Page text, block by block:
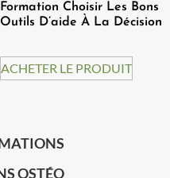
Formation Choisir Les Bons
Outils D’aide À La Décision
ACHETER LE PRODUIT
OSTÉO